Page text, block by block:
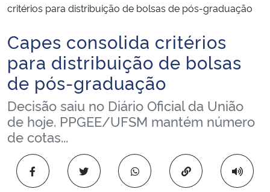
Ministério da Infraestrutura
Ministério da Agricultura, Pecuária e Abastecimento
Ministério da Educação
Ministério da Saúde
critérios para distribuição de bolsas de pós-graduação
Início do conteúdo
Capes consolida critérios
para distribuição de bolsas
de pós-graduação
Decisão saiu no Diário Oficial da União
de hoje. PPGEE/UFSM mantém número
de cotas...
Copiar para área